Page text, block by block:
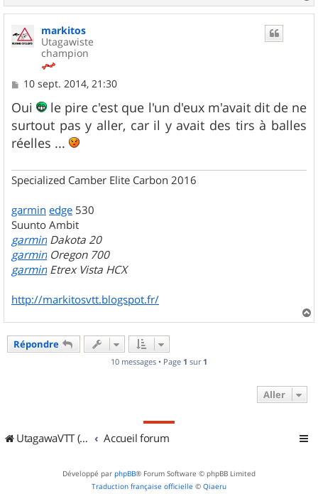
a
markitos
Utagawiste
champion
M
s
s
a
g
e
10 sept. 2014, 21:30
Oui
le pire c'est que l'un d'eux m'avait dit de ne
surtout pas y aller, car il y avait des tirs à balles
réelles ...
Specialized Camber Elite Carbon 2016
garmin edge 530
Suunto Ambit
garmin Dakota 20
garmin Oregon 700
garmin Etrex Vista HCX
http://markitosvtt.blogspot.fr/
a
Répondre
10 messages • Page 1 sur 1
Aller
UtagawaVTT (Randos VTT et VTTAE avec traces GPS) Accueil forum
Développé par phpBB® Forum Software © phpBB Limited
Traduction française officielle © Qiaeru